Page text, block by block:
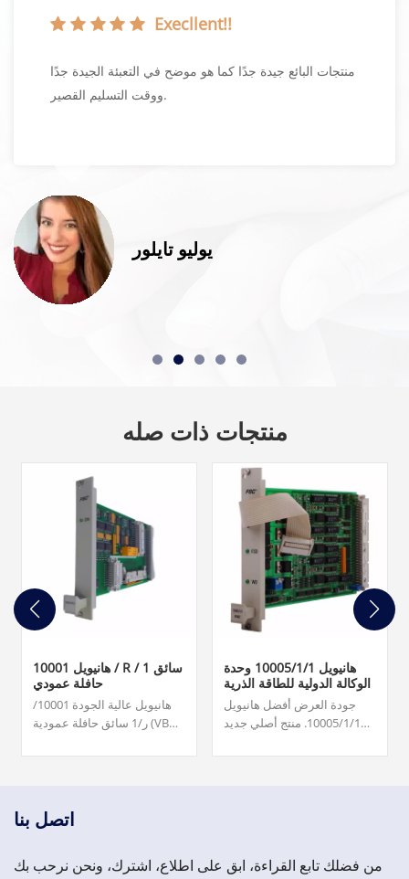
Execllent!!
منتجات البائع جيدة جدًا كما هو موضح في التعبئة الجيدة جدًا
ووقت التسليم القصير.
يوليو تايلور
منتجات ذات صله
هانيويل 10001 / R / 1 سائق
حافلة عمودي
هانيويل عالية الجودة 10001/
ر/1 سائق حافلة عمودية (VBD)
شركة Topteng Technology
هانيويل 10005/1/1 وحدة
الوكالة الدولية للطاقة الذرية
جودة العرض أفضل هانيويل
10005/1/1. منتج أصلي جديد
PLC وDCS في
اتصل بنا
من فضلك تابع القراءة، ابق على اطلاع، اشترك، ونحن نرحب بك